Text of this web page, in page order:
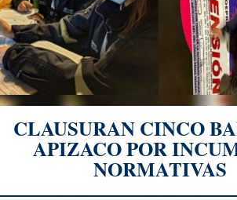
CLAUSURAN CINCO
APIZACO POR
NORMATIVAS